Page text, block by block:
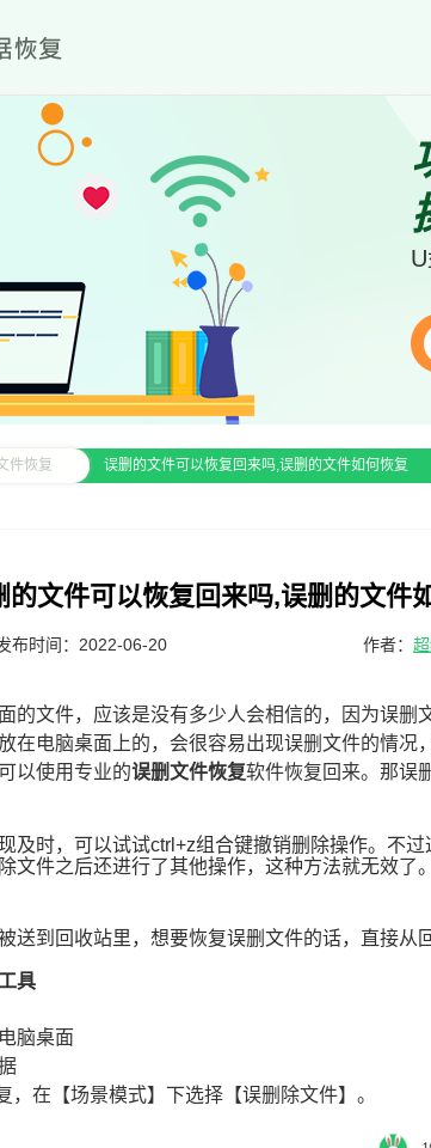
件恢复 误删的文件可以恢复回来吗,误删的文件如何恢复
的文件可以恢复回来吗,误删的文件
布时间：2022-06-20 作者：
的文件，应该是没有多少人会相信的，因为误删
在电脑桌面上的，会很容易出现误删文件的情况
以使用专业的误删文件恢复软件恢复回来。那误
及时，可以试试ctrl+z组合键撤销删除操作。不
文件之后还进行了其他操作，这种方法就无效了。
送到回收站里，想要恢复误删文件的话，直接从
具
脑桌面
，在【场景模式】下选择【误删除文件】。